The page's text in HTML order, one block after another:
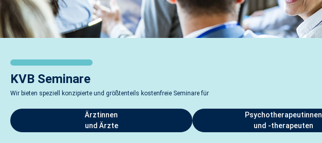
KVB Seminare
Wir bieten speziell konzipierte und größtenteils kostenfreie Seminare für
Ärztinnen
und Ärzte
Psychotherapeutinnen
und -therapeuten